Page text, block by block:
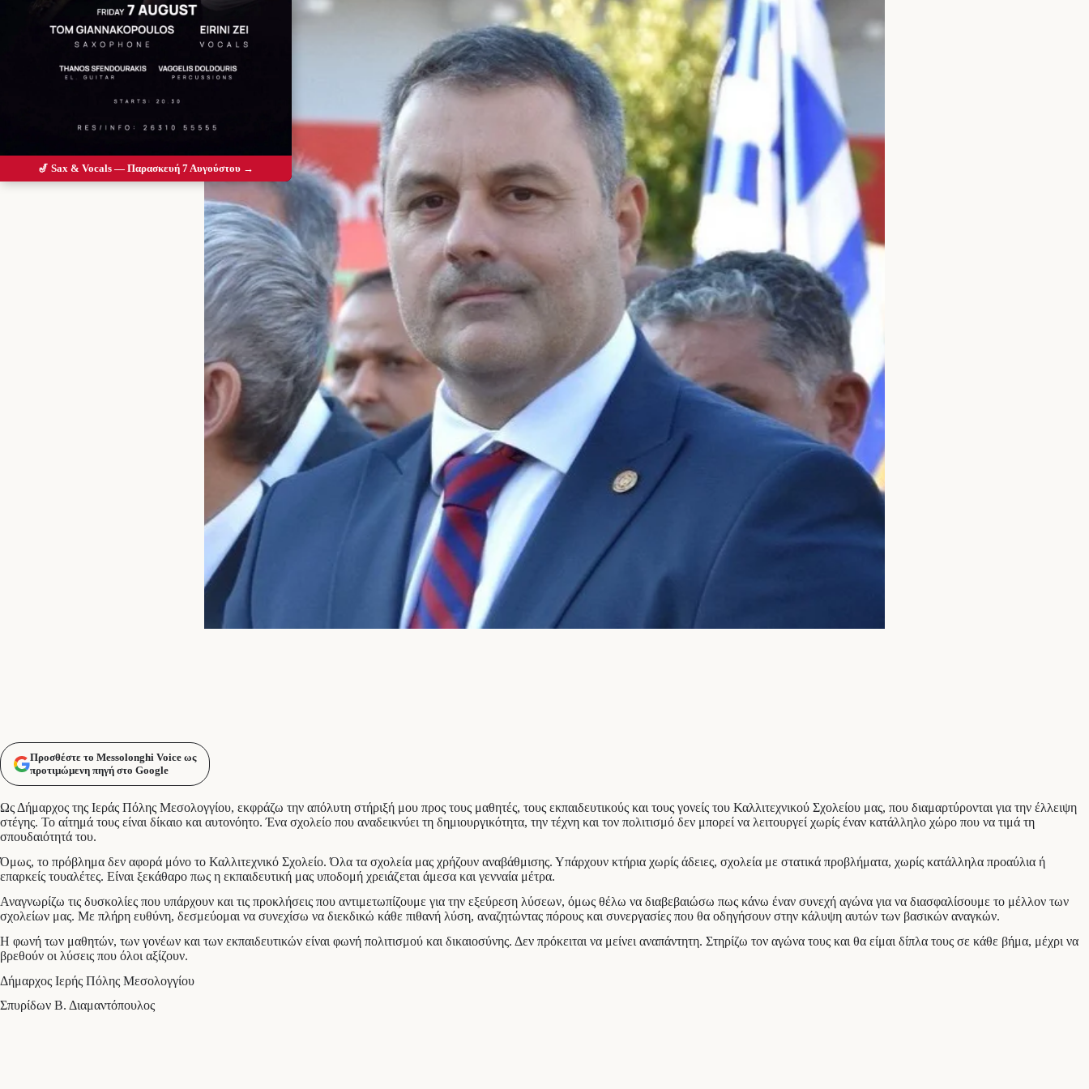
Προσθέστε το Messolonghi Voice ως
προτιμώμενη πηγή στο Google
Ως Δήμαρχος της Ιεράς Πόλης Μεσολογγίου, εκφράζω την απόλυτη στήριξή μου προς τους μαθητές, τους εκπαιδευτικούς και τους γονείς του Καλλιτεχνικού Σχολείου μας, που διαμαρτύρονται για την έλλειψη
στέγης. Το αίτημά τους είναι δίκαιο και αυτονόητο. Ένα σχολείο που αναδεικνύει τη δημιουργικότητα, την τέχνη και τον πολιτισμό δεν μπορεί να λειτουργεί χωρίς έναν κατάλληλο χώρο που να τιμά τη
σπουδαιότητά του.
Όμως, το πρόβλημα δεν αφορά μόνο το Καλλιτεχνικό Σχολείο. Όλα τα σχολεία μας χρήζουν αναβάθμισης. Υπάρχουν κτήρια χωρίς άδειες, σχολεία με στατικά προβλήματα, χωρίς κατάλληλα προαύλια ή
επαρκείς τουαλέτες. Είναι ξεκάθαρο πως η εκπαιδευτική μας υποδομή χρειάζεται άμεσα και γενναία μέτρα.
Αναγνωρίζω τις δυσκολίες που υπάρχουν και τις προκλήσεις που αντιμετωπίζουμε για την εξεύρεση λύσεων, όμως θέλω να διαβεβαιώσω πως κάνω έναν συνεχή αγώνα για να διασφαλίσουμε το μέλλον των
σχολείων μας. Με πλήρη ευθύνη, δεσμεύομαι να συνεχίσω να διεκδικώ κάθε πιθανή λύση, αναζητώντας πόρους και συνεργασίες που θα οδηγήσουν στην κάλυψη αυτών των βασικών αναγκών.
Η φωνή των μαθητών, των γονέων και των εκπαιδευτικών είναι φωνή πολιτισμού και δικαιοσύνης. Δεν πρόκειται να μείνει αναπάντητη. Στηρίζω τον αγώνα τους και θα είμαι δίπλα τους σε κάθε βήμα, μέχρι να
βρεθούν οι λύσεις που όλοι αξίζουν.
Δήμαρχος Ιερής Πόλης Μεσολογγίου
Σπυρίδων Β. Διαμαντόπουλος
🎷 Sax & Vocals — Παρασκευή 7 Αυγούστου →